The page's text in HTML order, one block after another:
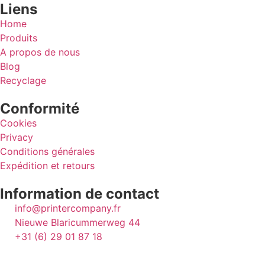
Liens
Home
Produits
A propos de nous
Blog
Recyclage
Conformité
Cookies
Privacy
Conditions générales
Expédition et retours
Information de contact
info@printercompany.fr
Nieuwe Blaricummerweg 44
+31 (6) 29 01 87 18